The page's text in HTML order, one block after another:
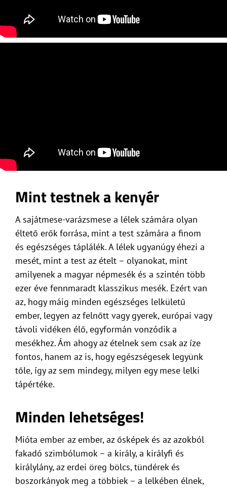
Mint testnek a kenyér
A sajátmese-varázsmese a lélek számára olyan
éltető erők forrása, mint a test számára a finom
és egészséges táplálék. A lélek ugyanúgy éhezi a
mesét, mint a test az ételt – olyanokat, mint
amilyenek a magyar népmesék és a szintén több
ezer éve fennmaradt klasszikus mesék. Ezért van
az, hogy máig minden egészséges lelkületű
ember, legyen az felnőtt vagy gyerek, európai vagy
távoli vidéken élő, egyformán vonzódik a
mesékhez. Ám ahogy az ételnek sem csak az íze
fontos, hanem az is, hogy egészségesek legyünk
tőle, így az sem mindegy, milyen egy mese lelki
tápértéke.
Minden lehetséges!
Mióta ember az ember, az ősképek és az azokból
fakadó szimbólumok – a király, a királyfi és
királylány, az erdei öreg bölcs, tündérek és
boszorkányok meg a többiek – a lelkében élnek,